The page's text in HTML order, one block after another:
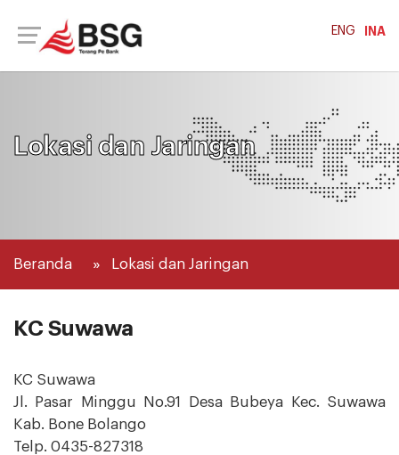
INA
ENG
Lokasi dan Jaringan
Beranda Lokasi dan Jaringan
KC Suwawa
KC Suwawa
Jl. Pasar Minggu No.91 Desa Bubeya Kec. Suwawa
Kab. Bone Bolango
Telp. 0435-827318